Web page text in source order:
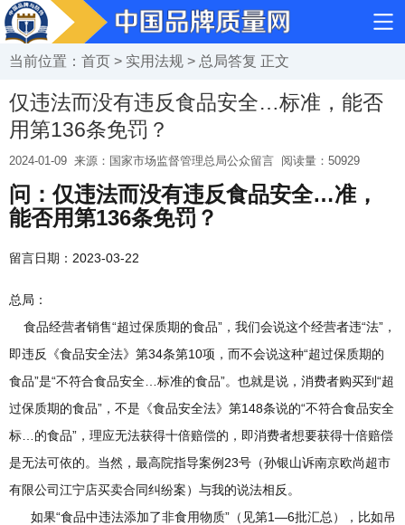
当前位置： 首页 > 实用法规 > 总局答复 正文
仅违法而没有违反食品安全…标准，能否
用第136条免罚？
2024-01-09 来源：国家市场监督管理总局公众留言 阅读量： 50929
问：仅违法而没有违反食品安全…准，
能否用第136条免罚？
留言日期：2023-03-22
总局：
食品经营者销售“超过保质期的食品”，我们会说这个经营者违“法”，
即违反《食品安全法》第34条第10项，而不会说这种“超过保质期的
食品”是“不符合食品安全…标准的食品”。也就是说，消费者购买到“超
过保质期的食品”，不是《食品安全法》第148条说的“不符合食品安全
标…的食品”，理应无法获得十倍赔偿的，即消费者想要获得十倍赔偿
是无法可依的。当然，最高院指导案例23号（孙银山诉南京欧尚超市
有限公司江宁店买卖合同纠纷案）与我的说法相反。
如果“食品中违法添加了非食用物质”（见第1—6批汇总），比如吊